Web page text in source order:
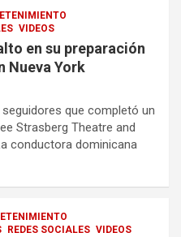
VIDEOS
en su preparación
Nueva York
que completó un
Strasberg Theatre and
conductora dominicana
REDES SOCIALES VIDEOS